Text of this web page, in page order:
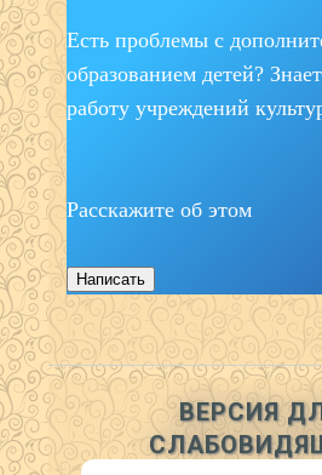
Есть проблемы с
образованием детей?
работу учреждений
Расскажите об этом
Написать
ВЕРСИЯ